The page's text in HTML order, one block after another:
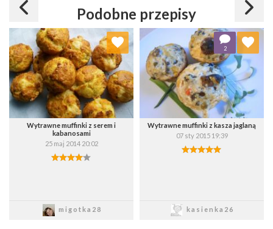
Podobne przepisy
Wytrawne muffinki z serem i
kabanosami
25 maj 2014 20:02
migotka28
Dodaj do ulubionych
Wybierz listę:
Zapisz
Wytrawne muffinki z kasza jaglaną
07 sty 2015 19:39
kasienka26
2
Dodaj do ulubionych
Wybierz listę: